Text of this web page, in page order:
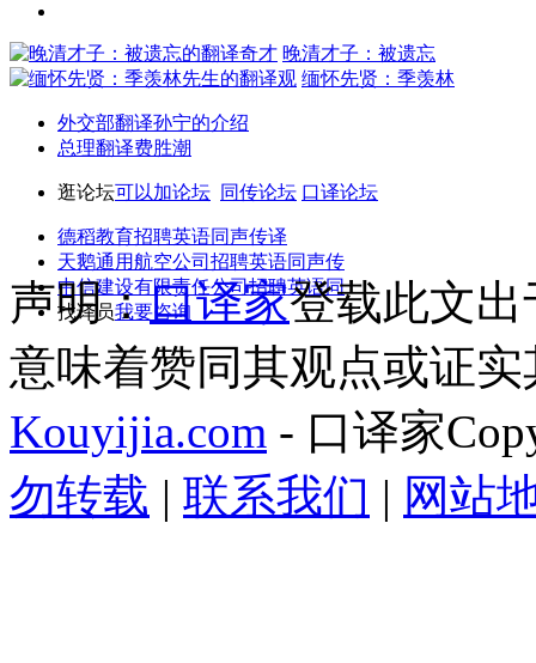
晚清才子：被遗忘
缅怀先贤：季羡林
外交部翻译孙宁的介绍
总理翻译费胜潮
逛论坛可以加论坛 同传论坛 口译论坛
德稻教育招聘英语同声传译
天鹅通用航空公司招聘英语同声传
中信建设有限责任公司招聘英语同
找译员我要咨询
声明：口译家登载此文
意味着赞同其观点或证
Kouyijia.com - 口译家
勿转载 | 联系我们 | 网站